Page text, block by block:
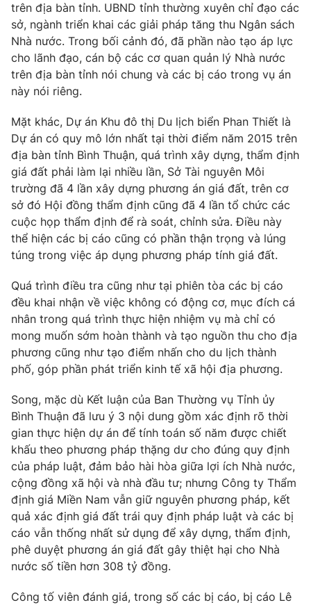
trên địa bàn tỉnh. UBND tỉnh thường xuyên chỉ đạo các
sở, ngành triển khai các giải pháp tăng thu Ngân sách
Nhà nước. Trong bối cảnh đó, đã phần nào tạo áp lực
cho lãnh đạo, cán bộ các cơ quan quản lý Nhà nước
trên địa bàn tỉnh nói chung và các bị cáo trong vụ án
này nói riêng.
Mặt khác, Dự án Khu đô thị Du lịch biển Phan Thiết là
Dự án có quy mô lớn nhất tại thời điểm năm 2015 trên
địa bàn tỉnh Bình Thuận, quá trình xây dựng, thẩm định
giá đất phải làm lại nhiều lần, Sở Tài nguyên Môi
trường đã 4 lần xây dựng phương án giá đất, trên cơ
sở đó Hội đồng thẩm định cũng đã 4 lần tổ chức các
cuộc họp thẩm định để rà soát, chỉnh sửa. Điều này
thể hiện các bị cáo cũng có phần thận trọng và lúng
túng trong việc áp dụng phương pháp tính giá đất.
Quá trình điều tra cũng như tại phiên tòa các bị cáo
đều khai nhận về việc không có động cơ, mục đích cá
nhân trong quá trình thực hiện nhiệm vụ mà chỉ có
mong muốn sớm hoàn thành và tạo nguồn thu cho địa
phương cũng như tạo điểm nhấn cho du lịch thành
phố, góp phần phát triển kinh tế xã hội địa phương.
Song, mặc dù Kết luận của Ban Thường vụ Tỉnh ủy
Bình Thuận đã lưu ý 3 nội dung gồm xác định rõ thời
gian thực hiện dự án để tính toán số năm được chiết
khấu theo phương pháp thặng dư cho đúng quy định
của pháp luật, đảm bảo hài hòa giữa lợi ích Nhà nước,
cộng đồng xã hội và nhà đầu tư; nhưng Công ty Thẩm
định giá Miền Nam vẫn giữ nguyên phương pháp, kết
quả xác định giá đất trái quy định pháp luật và các bị
cáo vẫn thống nhất sử dụng để xây dựng, thẩm định,
phê duyệt phương án giá đất gây thiệt hại cho Nhà
nước số tiền hơn 308 tỷ đồng.
Công tố viên đánh giá, trong số các bị cáo, bị cáo Lê